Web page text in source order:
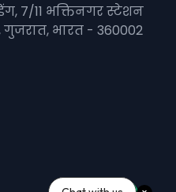
7/11 भक्तिनगर स्टेशन
गुजरात, भारत - 360002